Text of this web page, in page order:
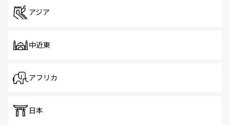
アジア
中近東
アフリカ
日本